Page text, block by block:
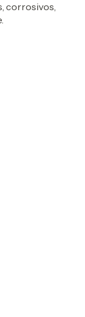
corrosivos,